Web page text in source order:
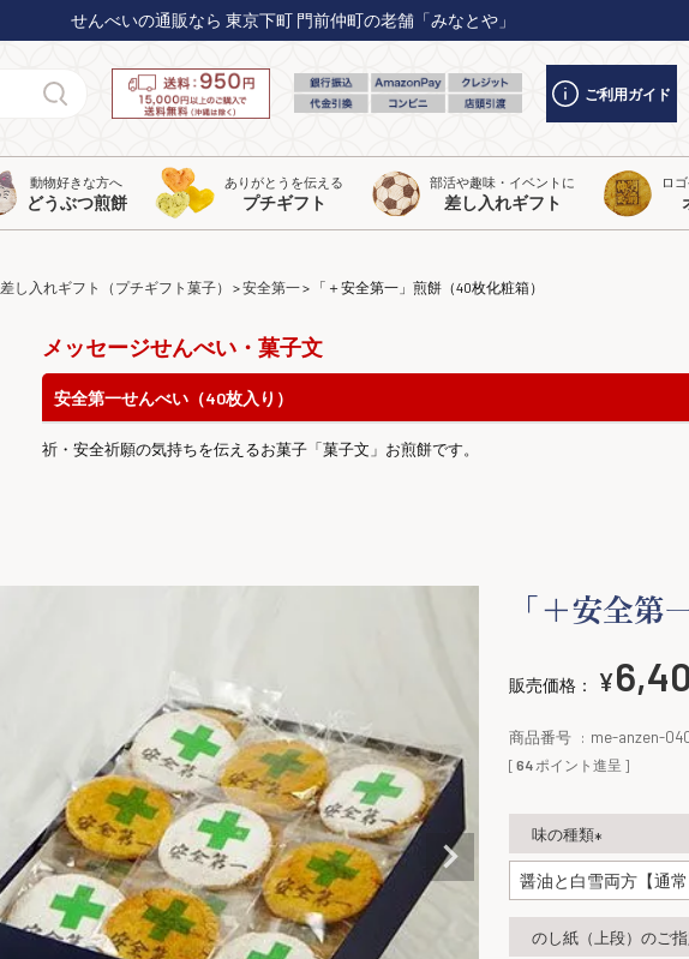
せんべいの通販なら 東京下町 門前仲町の老舗「みなとや」
ご利用ガイド
動物好きな方へ
どうぶつ煎餅
ありがとうを伝える
プチギフト
部活や趣味・イベントに
差し入れギフト
ロ
差し入れギフト（プチギフト菓子） 安全第一 「＋安全第一」煎餅（40枚化粧箱）
メッセージせんべい・菓子文
安全第一せんべい（40枚入り）
祈・安全祈願の気持ちを伝えるお菓子「菓子文」お煎餅です。
「＋安全第
販売価格： ¥
商品番号 me-anzen-
[ 64 ポイント進呈 ]
味の種類
(
必
須
)
のし紙（上段）のご